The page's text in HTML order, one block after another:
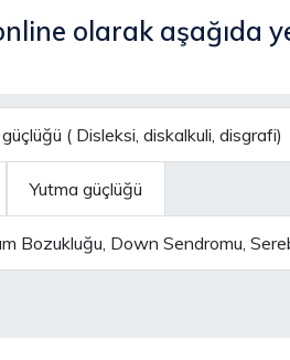
olarak aşağıda
( Disleksi, diskalkuli, disgrafi)
Yutma güçlüğü
Bozukluğu, Down Sendromu,